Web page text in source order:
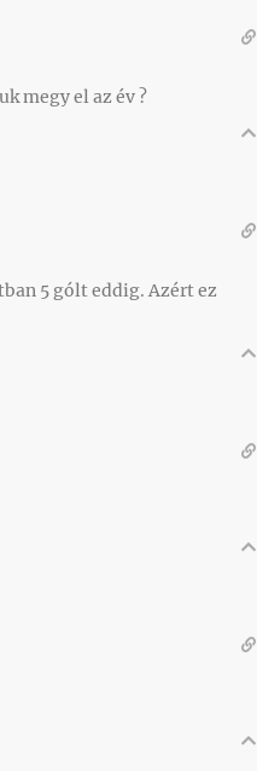
megy el az év ?
5 gólt eddig. Azért ez